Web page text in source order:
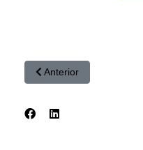
Artículo anterior:
Anterior